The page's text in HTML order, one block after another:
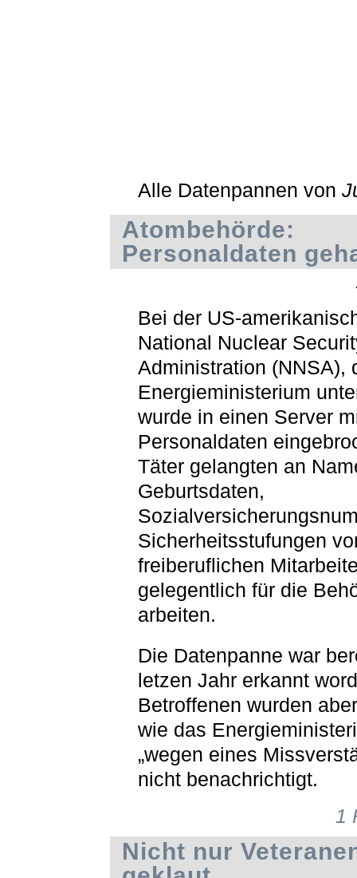
Alle Datenpannen von
Atombehörde:
Personaldaten
Bei der US-
National Nuclear
Administration (NNSA),
Energieministerium
wurde in einen Server
Personaldaten
Täter gelangten an
Geburtsdaten,
Sicherheitsstufungen
freiberuflichen
gelegentlich für die
arbeiten.
Die Datenpanne war
letzen Jahr erkannt
Betroffenen wurden
wie das
„wegen eines
nicht benachrichtigt.
1
Nicht nur